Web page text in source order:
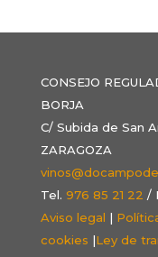
CONSEJO
BORJA
C/ Subida de San
ZARAGOZA
Tel. 976 85 21 22 /
Aviso legal |
cookies |Ley de